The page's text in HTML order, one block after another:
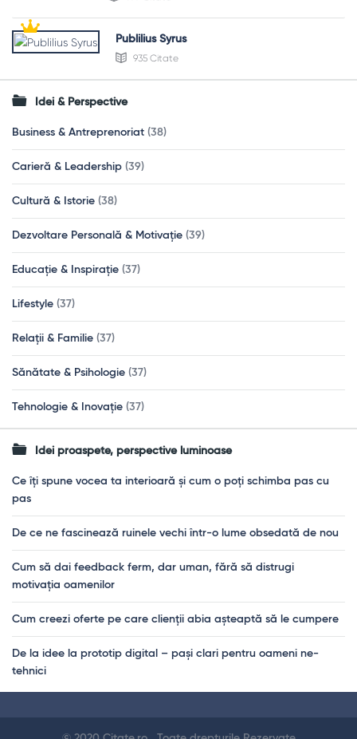
Publilius Syrus
935 Citate
Idei & Perspective
Business & Antreprenoriat (38)
Carieră & Leadership (39)
Cultură & Istorie (38)
Dezvoltare Personală & Motivație (39)
Educație & Inspirație (37)
Lifestyle (37)
Relații & Familie (37)
Sănătate & Psihologie (37)
Tehnologie & Inovație (37)
Idei proaspete, perspective luminoase
Ce îți spune vocea ta interioară și cum o poți schimba pas cu
pas
De ce ne fascinează ruinele vechi într-o lume obsedată de nou
Cum să dai feedback ferm, dar uman, fără să distrugi
motivația oamenilor
Cum creezi oferte pe care clienții abia așteaptă să le cumpere
De la idee la prototip digital – pași clari pentru oameni ne-
tehnici